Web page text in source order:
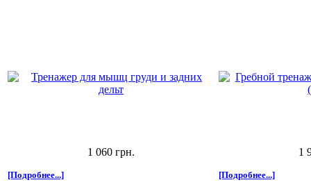
1 060 грн.
[Подробнее...]
1
[Подробнее...]